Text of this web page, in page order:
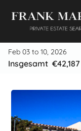
Feb 03 to 10, 2026
Insgesamt €42,187